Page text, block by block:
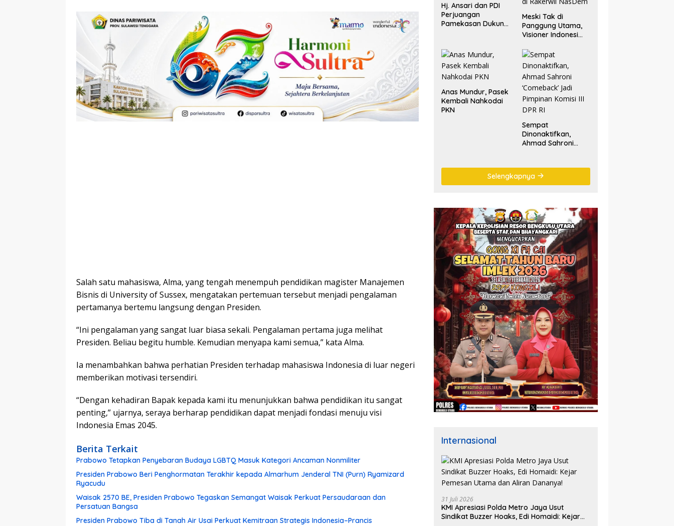
Salah satu mahasiswa, Alma, yang tengah menempuh pendidikan magister Manajemen
Bisnis di University of Sussex, mengatakan pertemuan tersebut menjadi pengalaman
pertamanya bertemu langsung dengan Presiden.
“Ini pengalaman yang sangat luar biasa sekali. Pengalaman pertama juga melihat
Presiden. Beliau begitu humble. Kemudian menyapa kami semua,” kata Alma.
Ia menambahkan bahwa perhatian Presiden terhadap mahasiswa Indonesia di luar negeri
memberikan motivasi tersendiri.
“Dengan kehadiran Bapak kepada kami itu menunjukkan bahwa pendidikan itu sangat
penting,” ujarnya, seraya berharap pendidikan dapat menjadi fondasi menuju visi
Indonesia Emas 2045.
Berita Terkait
Prabowo Tetapkan Penyebaran Budaya LGBTQ Masuk Kategori Ancaman Nonmiliter
Presiden Prabowo Beri Penghormatan Terakhir kepada Almarhum Jenderal TNI (Purn) Ryamizard
Ryacudu
Waisak 2570 BE, Presiden Prabowo Tegaskan Semangat Waisak Perkuat Persaudaraan dan
Persatuan Bangsa
Presiden Prabowo Tiba di Tanah Air Usai Perkuat Kemitraan Strategis Indonesia–Prancis
Hj. Ansari dan PDI
Perjuangan
Pamekasan Dukung
Meski Tak di
Panggung Utama,
Visioner Indonesi
Jadi Perhatian
Publik di Rakerwil
NasDem
Anas Mundur, Pasek
Kembali Nahkodai
PKN
Sempat
Dinonaktifkan,
Ahmad Sahroni
DPR RI
Selengkapnya
Internasional
31 Juli 2026
KMI Apresiasi Polda Metro Jaya Usut
Sindikat Buzzer Hoaks, Edi Homaidi: Kejar